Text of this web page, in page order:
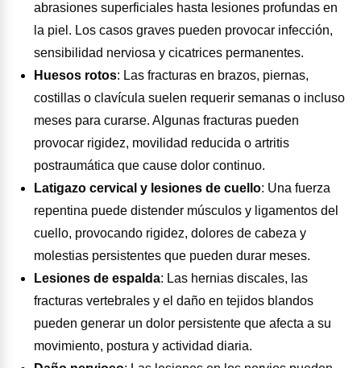
abrasiones superficiales hasta lesiones profundas en
la piel. Los casos graves pueden provocar infección,
sensibilidad nerviosa y cicatrices permanentes.
Huesos rotos: Las fracturas en brazos, piernas,
costillas o clavícula suelen requerir semanas o incluso
meses para curarse. Algunas fracturas pueden
provocar rigidez, movilidad reducida o artritis
postraumática que cause dolor continuo.
Latigazo cervical y lesiones de cuello: Una fuerza
repentina puede distender músculos y ligamentos del
cuello, provocando rigidez, dolores de cabeza y
molestias persistentes que pueden durar meses.
Lesiones de espalda: Las hernias discales, las
fracturas vertebrales y el daño en tejidos blandos
pueden generar un dolor persistente que afecta a su
movimiento, postura y actividad diaria.